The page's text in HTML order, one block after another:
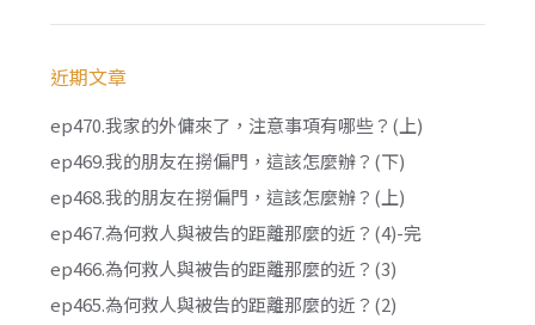
近期文章
ep470.我家的外傭來了，注意事項有哪些？(上)
ep469.我的朋友在撈偏門，這該怎麼辦？(下)
ep468.我的朋友在撈偏門，這該怎麼辦？(上)
ep467.為何救人與被告的距離那麼的近？(4)-完
ep466.為何救人與被告的距離那麼的近？(3)
ep465.為何救人與被告的距離那麼的近？(2)